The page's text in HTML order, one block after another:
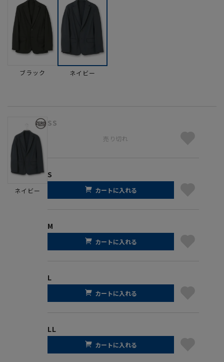
ブラック ネイビー
ネイビー
SS
売り切れ
S
カートに入れる
M
カートに入れる
L
カートに入れる
LL
カートに入れる